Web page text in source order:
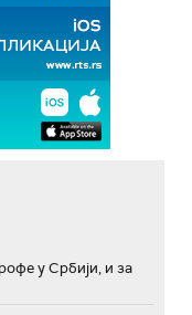
у Србији, и за